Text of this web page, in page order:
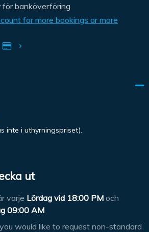
för banköverföring
for more bookings or more
inte i uthyrningspriset).
ut
varje Lördag vid 18:00 PM och
09:00 AM
would like to request non-standard